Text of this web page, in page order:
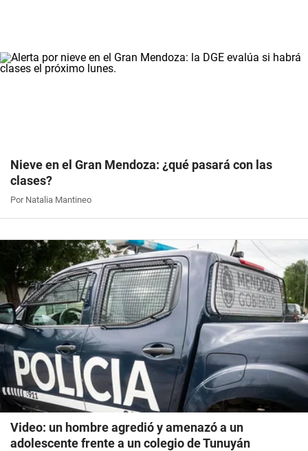
Nieve en el Gran Mendoza: ¿qué pasará con las
clases?
Por Natalia Mantineo
Video: un hombre agredió y amenazó a un
adolescente frente a un colegio de Tunuyán